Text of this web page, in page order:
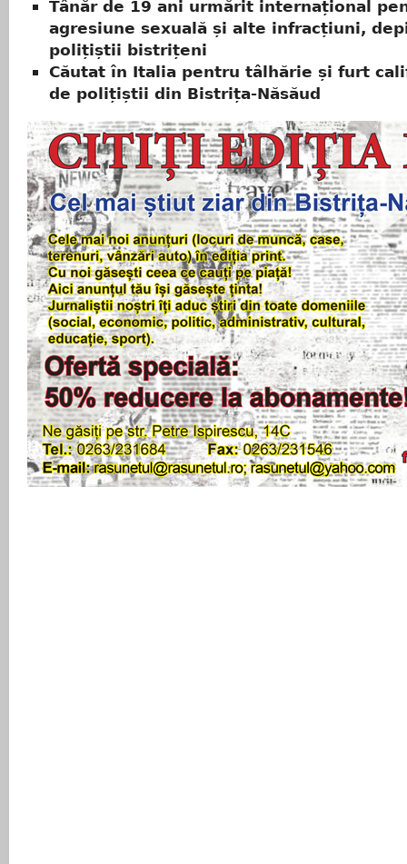
Tânăr de 19 ani urmărit internațional
agresiune sexuală și alte infracțiuni,
polițiștii bistrițeni
Căutat în Italia pentru tâlhărie și furt
de polițiștii din Bistrița-Năsăud